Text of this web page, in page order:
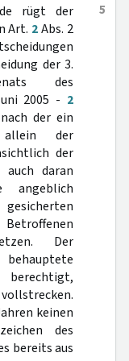
5
rügt der
Art. 2Abs. 2
der 3.
des
2005 - 2
der ein
allein der
der
daran
angeblich
Der
berechtigt,
keinen
des
bereits aus